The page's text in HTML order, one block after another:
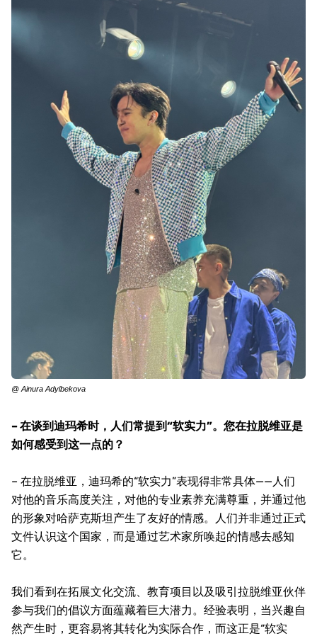
@ Ainura Adylbekova
– 在谈到迪玛希时，人们常提到“软实力”。您在拉脱维亚是
如何感受到这一点的？
– 在拉脱维亚，迪玛希的“软实力”表现得非常具体——人们
对他的音乐高度关注，对他的专业素养充满尊重，并通过他
的形象对哈萨克斯坦产生了友好的情感。人们并非通过正式
文件认识这个国家，而是通过艺术家所唤起的情感去感知
它。
我们看到在拓展文化交流、教育项目以及吸引拉脱维亚伙伴
参与我们的倡议方面蕴藏着巨大潜力。经验表明，当兴趣自
然产生时，更容易将其转化为实际合作，而这正是“软实